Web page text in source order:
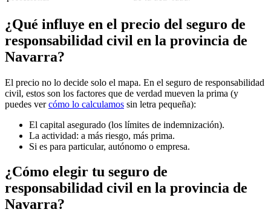
¿Qué influye en el precio del seguro de
responsabilidad civil en la provincia de
Navarra?
El precio no lo decide solo el mapa. En el seguro de responsabilidad
civil, estos son los factores que de verdad mueven la prima (y
puedes vercómo lo calculamos sin letra pequeña):
El capital asegurado (los límites de indemnización).
La actividad: a más riesgo, más prima.
Si es para particular, autónomo o empresa.
¿Cómo elegir tu seguro de
responsabilidad civil en la provincia de
Navarra?